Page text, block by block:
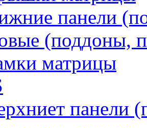
панели
(поддоны,
матрицы
панели